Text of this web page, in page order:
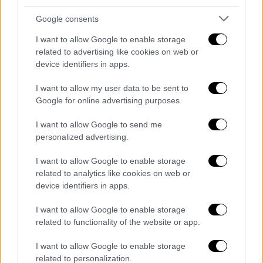
Google consents
I want to allow Google to enable storage
related to advertising like cookies on web or
device identifiers in apps.
I want to allow my user data to be sent to
Google for online advertising purposes.
I want to allow Google to send me
personalized advertising.
I want to allow Google to enable storage
related to analytics like cookies on web or
device identifiers in apps.
I want to allow Google to enable storage
related to functionality of the website or app.
I want to allow Google to enable storage
related to personalization.
Διότιδεν υπάρχει σωστή εκπαίδευση από τα
πρώτα χρόνια της οδήγηση
ς», πρόσθεσε.
Από την πλευρά της η πρόεδρος του
Ινστιτούτου Οδικής Ασφάλειας «Πάνος
μίλησε για το δράμα που βιώνουν οι
οικογένειες των θυμάτων. «Μετράμε τα
νούμερα και τους αριθμούς, αλλά δεν
μπορούμε να μετρήσουμε τον πόνο και τις
συνέπειες που κρύβονται πίσω από αυτά τα
νούμερα.Γιατί πίσω από αυτούς τους
αριθμούς υπάρχουν άνθρωποι. Υπάρχουν
οικογένειες που καταστρέφονται, που
διαλύονται.
Η Βασιλική Δανέλλη υποστήριξε ότι η